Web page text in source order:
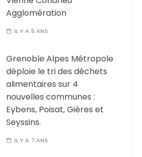
Agglomération
IL Y A 5 ANS
Grenoble Alpes Métropole
déploie le tri des déchets
alimentaires sur 4
nouvelles communes :
Eybens, Poisat, Gières et
Seyssins.
IL Y A 7 ANS